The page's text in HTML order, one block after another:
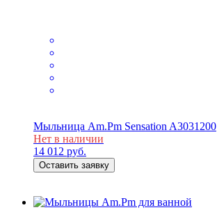
Мыльница Am.Pm Sensation A3031200
Нет в наличии
14 012 руб.
Оставить заявку